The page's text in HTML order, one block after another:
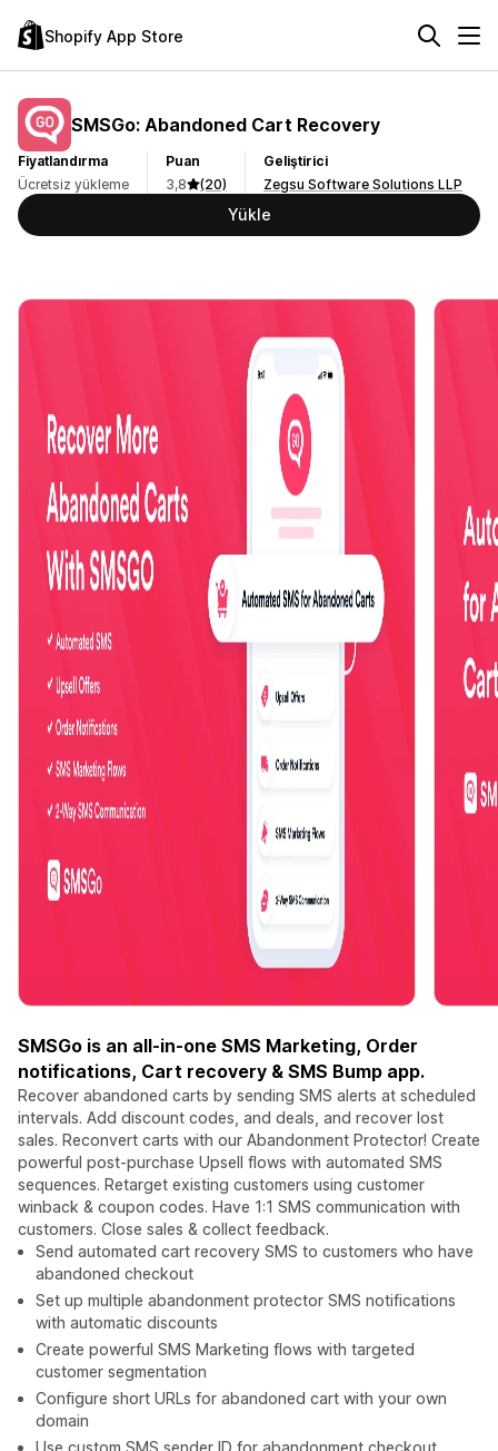
Shopify App Store
SMSGo: Abandoned Cart Recovery
Fiyatlandırma
Ücretsiz yükleme
Puan
3,8
(20)
Geliştirici
Zegsu Software Solutions LLP
Yükle
SMSGo is an all-in-one SMS Marketing, Order
notifications, Cart recovery & SMS Bump app.
Recover abandoned carts by sending SMS alerts at scheduled
intervals. Add discount codes, and deals, and recover lost
sales. Reconvert carts with our Abandonment Protector! Create
powerful post-purchase Upsell flows with automated SMS
sequences. Retarget existing customers using customer
winback & coupon codes. Have 1:1 SMS communication with
customers. Close sales & collect feedback.
Send automated cart recovery SMS to customers who have
abandoned checkout
Set up multiple abandonment protector SMS notifications
with automatic discounts
Create powerful SMS Marketing flows with targeted
customer segmentation
Configure short URLs for abandoned cart with your own
domain
Use custom SMS sender ID for abandonment checkout